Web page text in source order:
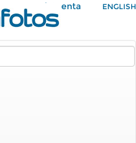
Mi Cuenta ENGLISH